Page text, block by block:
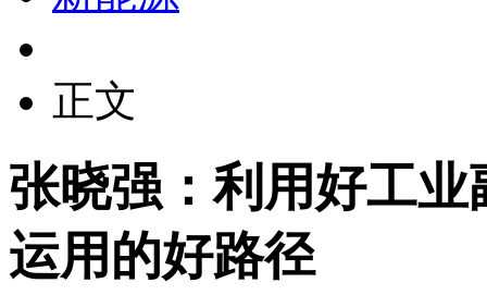
正文
张晓强：利用好工
运用的好路径